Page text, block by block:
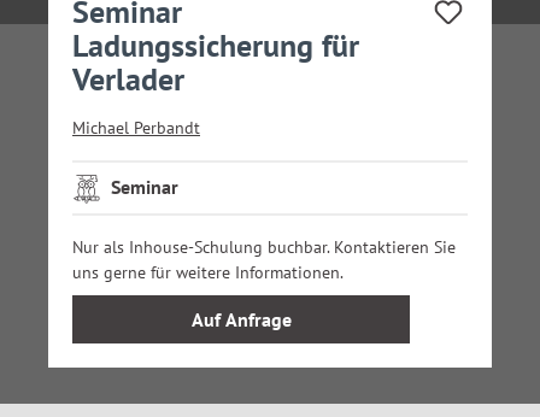
Seminar
Ladungssicherung für
Verlader
Michael Perbandt
Seminar
Nur als Inhouse-Schulung buchbar. Kontaktieren Sie
uns gerne für weitere Informationen.
Auf Anfrage